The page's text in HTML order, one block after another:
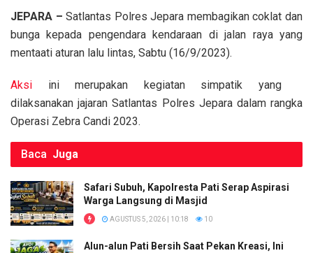
ce
b
o
k
tt
er
ail at
s
p
p
py
Li
k
ar
e
JEPARA – Satlantas Polres Jepara membagikan coklat dan
bunga kepada pengendara kendaraan di jalan raya yang
mentaati aturan lalu lintas, Sabtu (16/9/2023).
Aksi ini merupakan kegiatan simpatik yang
dilaksanakan jajaran Satlantas Polres Jepara dalam rangka
Operasi Zebra Candi 2023.
Baca Juga
Safari Subuh, Kapolresta Pati Serap Aspirasi
Warga Langsung di Masjid
AGUSTUS 5, 2026 | 10:18 10
Alun-alun Pati Bersih Saat Pekan Kreasi, Ini